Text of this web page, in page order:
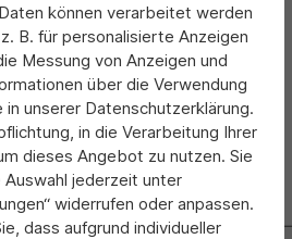
können verarbeitet werden
B. für personalisierte Anzeigen
Messung von Anzeigen und
über die Verwendung
in unserer Datenschutzerklärung.
in die Verarbeitung Ihrer
dieses Angebot zu nutzen. Sie
Auswahl jederzeit unter
widerrufen oder anpassen.
dass aufgrund individueller